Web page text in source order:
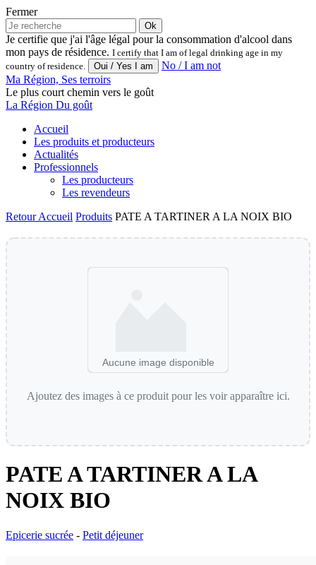
Fermer
Ok
Je certifie que j'ai l'âge légal pour la consommation d'alcool dans
mon pays de résidence. I certify that I am of legal drinking age in my
country of residence.
No / I am not
Ma Région, Ses terroirs
Le plus court chemin vers le goût
La Région Du goût
Accueil
Les produits et producteurs
Actualités
Professionnels
Les producteurs
Les revendeurs
RetourAccueil Produits PATE A TARTINER A LA NOIX BIO
Aucune image disponible
Ajoutez des images à ce produit pour les voir apparaître ici.
PATE A TARTINER A LA
NOIX BIO
Epicerie sucrée - Petit déjeuner